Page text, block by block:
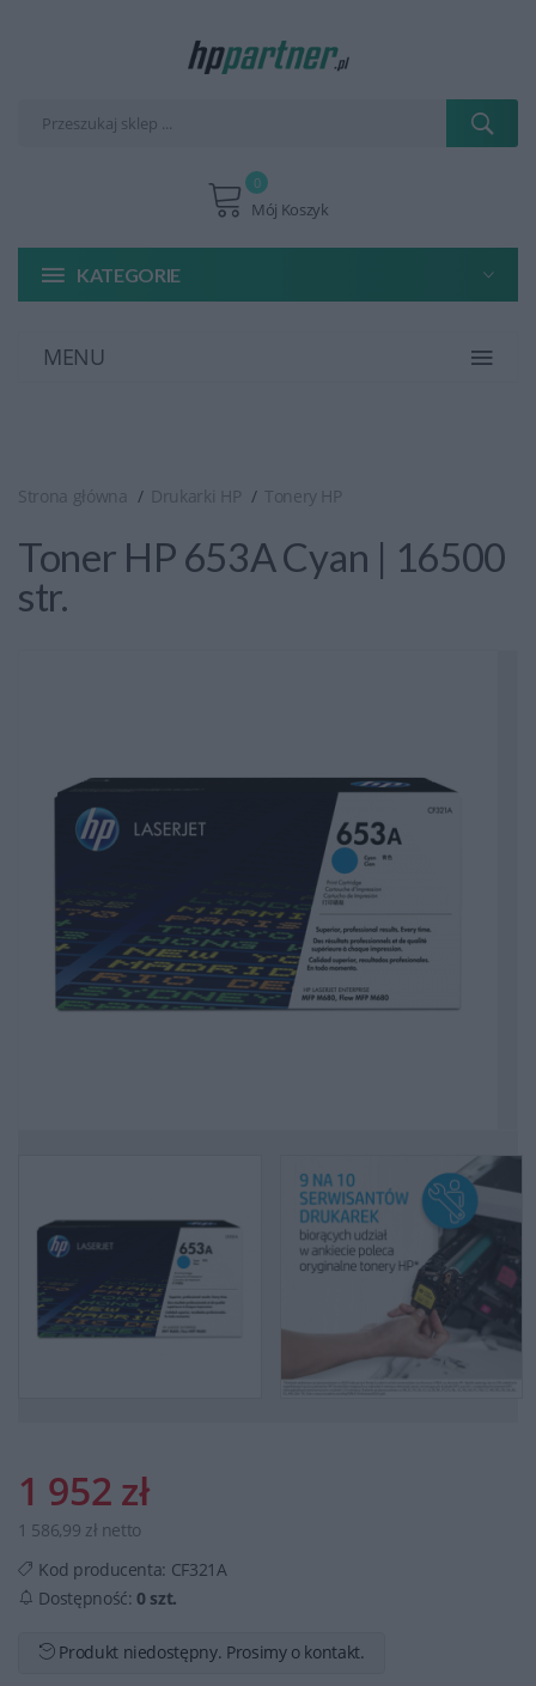
Mój Koszyk
0
KATEGORIE
MENU
Strona główna Drukarki HP Tonery HP
Toner HP 653A Cyan | 16500
str.
1 952 zł
1 586,99 zł netto
Kod producenta: CF321A
Dostępność:0 szt.
Produkt niedostępny. Prosimy o kontakt.